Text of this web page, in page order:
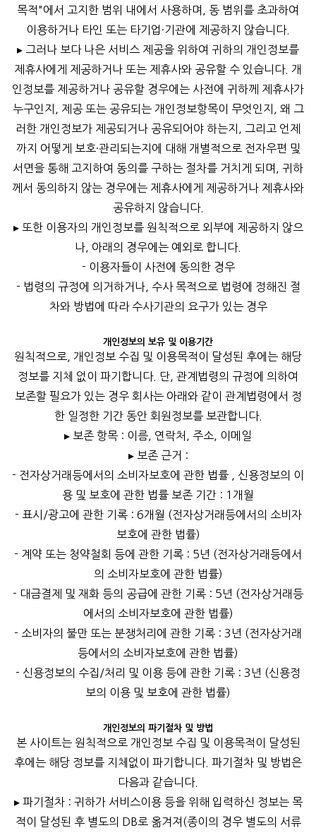
목적"에서 고지한 범위 내에서 사용하며, 동 범위를 초과하여
이용하거나 타인 또는 타기업·기관에 제공하지 않습니다.
▸ 그러나 보다 나은 서비스 제공을 위하여 귀하의 개인정보를
제휴사에게 제공하거나 또는 제휴사와 공유할 수 있습니다. 개
인정보를 제공하거나 공유할 경우에는 사전에 귀하께 제휴사가
누구인지, 제공 또는 공유되는 개인정보항목이 무엇인지, 왜 그
러한 개인정보가 제공되거나 공유되어야 하는지, 그리고 언제
까지 어떻게 보호·관리되는지에 대해 개별적으로 전자우편 및
서면을 통해 고지하여 동의를 구하는 절차를 거치게 되며, 귀하
께서 동의하지 않는 경우에는 제휴사에게 제공하거나 제휴사와
공유하지 않습니다.
▸ 또한 이용자의 개인정보를 원칙적으로 외부에 제공하지 않으
나, 아래의 경우에는 예외로 합니다.
- 이용자들이 사전에 동의한 경우
- 법령의 규정에 의거하거나, 수사 목적으로 법령에 정해진 절
차와 방법에 따라 수사기관의 요구가 있는 경우
개인정보의 보유 및 이용기간
원칙적으로, 개인정보 수집 및 이용목적이 달성된 후에는 해당
정보를 지체 없이 파기합니다. 단, 관계법령의 규정에 의하여
보존할 필요가 있는 경우 회사는 아래와 같이 관계법령에서 정
한 일정한 기간 동안 회원정보를 보관합니다.
▸ 보존 항목 : 이름, 연락처, 주소, 이메일
▸ 보존 근거 :
- 전자상거래등에서의 소비자보호에 관한 법률 , 신용정보의 이
용 및 보호에 관한 법률 보존 기간 : 1개월
- 표시/광고에 관한 기록 : 6개월 (전자상거래등에서의 소비자
보호에 관한 법률)
- 계약 또는 청약철회 등에 관한 기록 : 5년 (전자상거래등에서
의 소비자보호에 관한 법률)
- 대금결제 및 재화 등의 공급에 관한 기록 : 5년 (전자상거래등
에서의 소비자보호에 관한 법률)
- 소비자의 불만 또는 분쟁처리에 관한 기록 : 3년 (전자상거래
등에서의 소비자보호에 관한 법률)
- 신용정보의 수집/처리 및 이용 등에 관한 기록 : 3년 (신용정
보의 이용 및 보호에 관한 법률)
개인정보의 파기절차 및 방법
본 사이트는 원칙적으로 개인정보 수집 및 이용목적이 달성된
후에는 해당 정보를 지체없이 파기합니다. 파기절차 및 방법은
다음과 같습니다.
▸ 파기절차 : 귀하가 서비스이용 등을 위해 입력하신 정보는 목
적이 달성된 후 별도의 DB로 옮겨져(종이의 경우 별도의 서류